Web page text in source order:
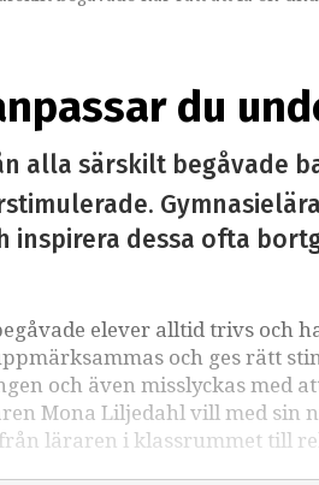
du
alla särskilt begåvade
inspirera dessa ofta
elever alltid trivs och
och ges rätt
och även misslyckas med
Mona Liljedahl vill med sin
läraren i klassrummet till